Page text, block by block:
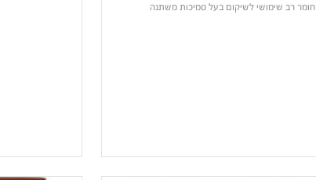
חומר רב שימושי לשיקום בעל סמיכות משתנה